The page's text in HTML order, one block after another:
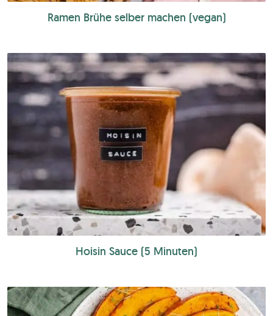
Ramen Brühe selber machen (vegan)
Hoisin Sauce (5 Minuten)